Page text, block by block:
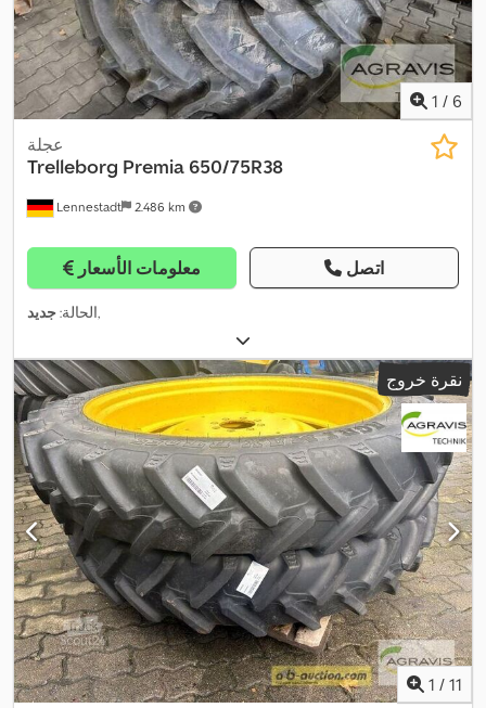
1 / 6
Lennestadt 2.486 km
عجلة
Trelleborg Premia 650/75R38
معلومات الأسعار اتصل
الحالة:جديد ,
نقرة خروج
1 / 11